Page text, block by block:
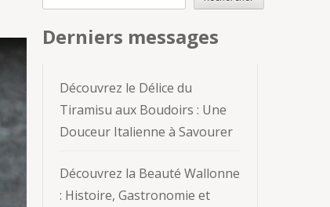
Derniers messages
Découvrez le Délice du
Tiramisu aux Boudoirs : Une
Douceur Italienne à Savourer
Découvrez la Beauté Wallonne
: Histoire, Gastronomie et